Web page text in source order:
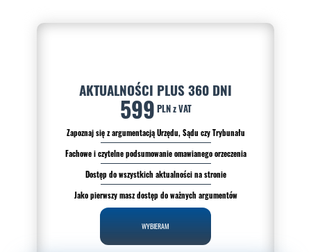
AKTUALNOŚCI PLUS 360 DNI
599 PLN z VAT
Zapoznaj się z argumentacją Urzędu, Sądu czy Trybunału
Fachowe i czytelne podsumowanie omawianego orzeczenia
Dostęp do wszystkich aktualności na stronie
Jako pierwszy masz dostęp do ważnych argumentów
WYBIERAM